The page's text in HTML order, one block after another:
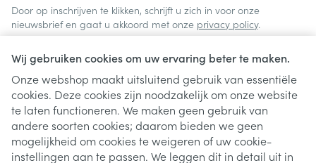
Wij gebruiken cookies om uw ervaring beter te maken.
Onze webshop maakt uitsluitend gebruik van essentiële
cookies. Deze cookies zijn noodzakelijk om onze website
te laten functioneren. We maken geen gebruik van
andere soorten cookies; daarom bieden we geen
mogelijkheid om cookies te weigeren of uw cookie-
instellingen aan te passen. We leggen dit in detail uit in
Door op inschrijven te klikken, schrijft u zich in voor onze
nieuwsbrief en gaat u akkoord met onze privacy policy.